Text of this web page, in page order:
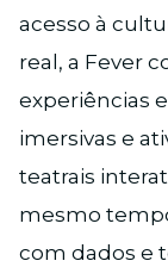
acesso à
real, a Fever
experiências
imersivas e
teatrais
mesmo
com dados e